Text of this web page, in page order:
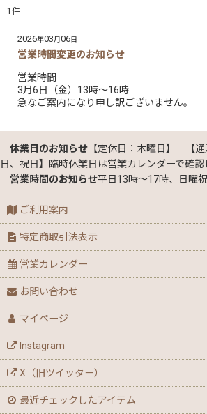
1 件
2026年03月06日
営業時間変更のお知らせ
営業時間
3月6日（金）13時～16時
急なご案内になり申し訳ございません。
休業日のお知らせ 【定休日：木曜日】 【
日、祝日】臨時休業日は営業カレンダーで確
営業時間のお知らせ平日13時～17時、日曜
ご利用案内
特定商取引法表示
営業カレンダー
お問い合わせ
マイページ
Instagram
X（旧ツイッター）
最近チェックしたアイテム